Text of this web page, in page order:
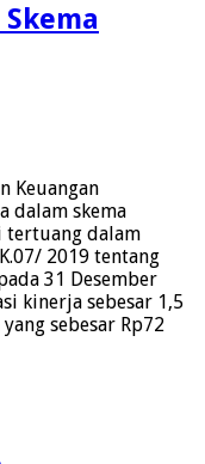
Keuangan
dalam skema
tertuang dalam
2019 tentang
31 Desember
kinerja sebesar 1,5
sebesar Rp72